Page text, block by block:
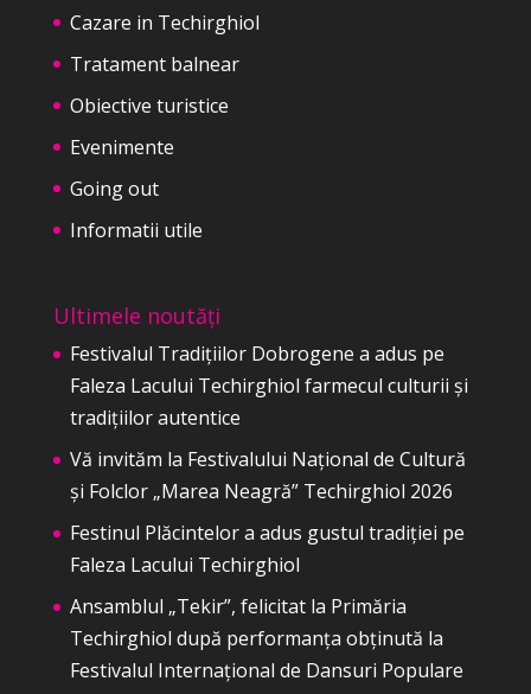
Cazare in Techirghiol
Tratament balnear
Obiective turistice
Evenimente
Going out
Informatii utile
Ultimele noutăți
Festivalul Tradițiilor Dobrogene a adus pe
Faleza Lacului Techirghiol farmecul culturii și
tradițiilor autentice
Vă invităm la Festivalului Național de Cultură
și Folclor „Marea Neagră” Techirghiol 2026
Festinul Plăcintelor a adus gustul tradiției pe
Faleza Lacului Techirghiol
Ansamblul „Tekir”, felicitat la Primăria
Techirghiol după performanța obținută la
Festivalul Internațional de Dansuri Populare